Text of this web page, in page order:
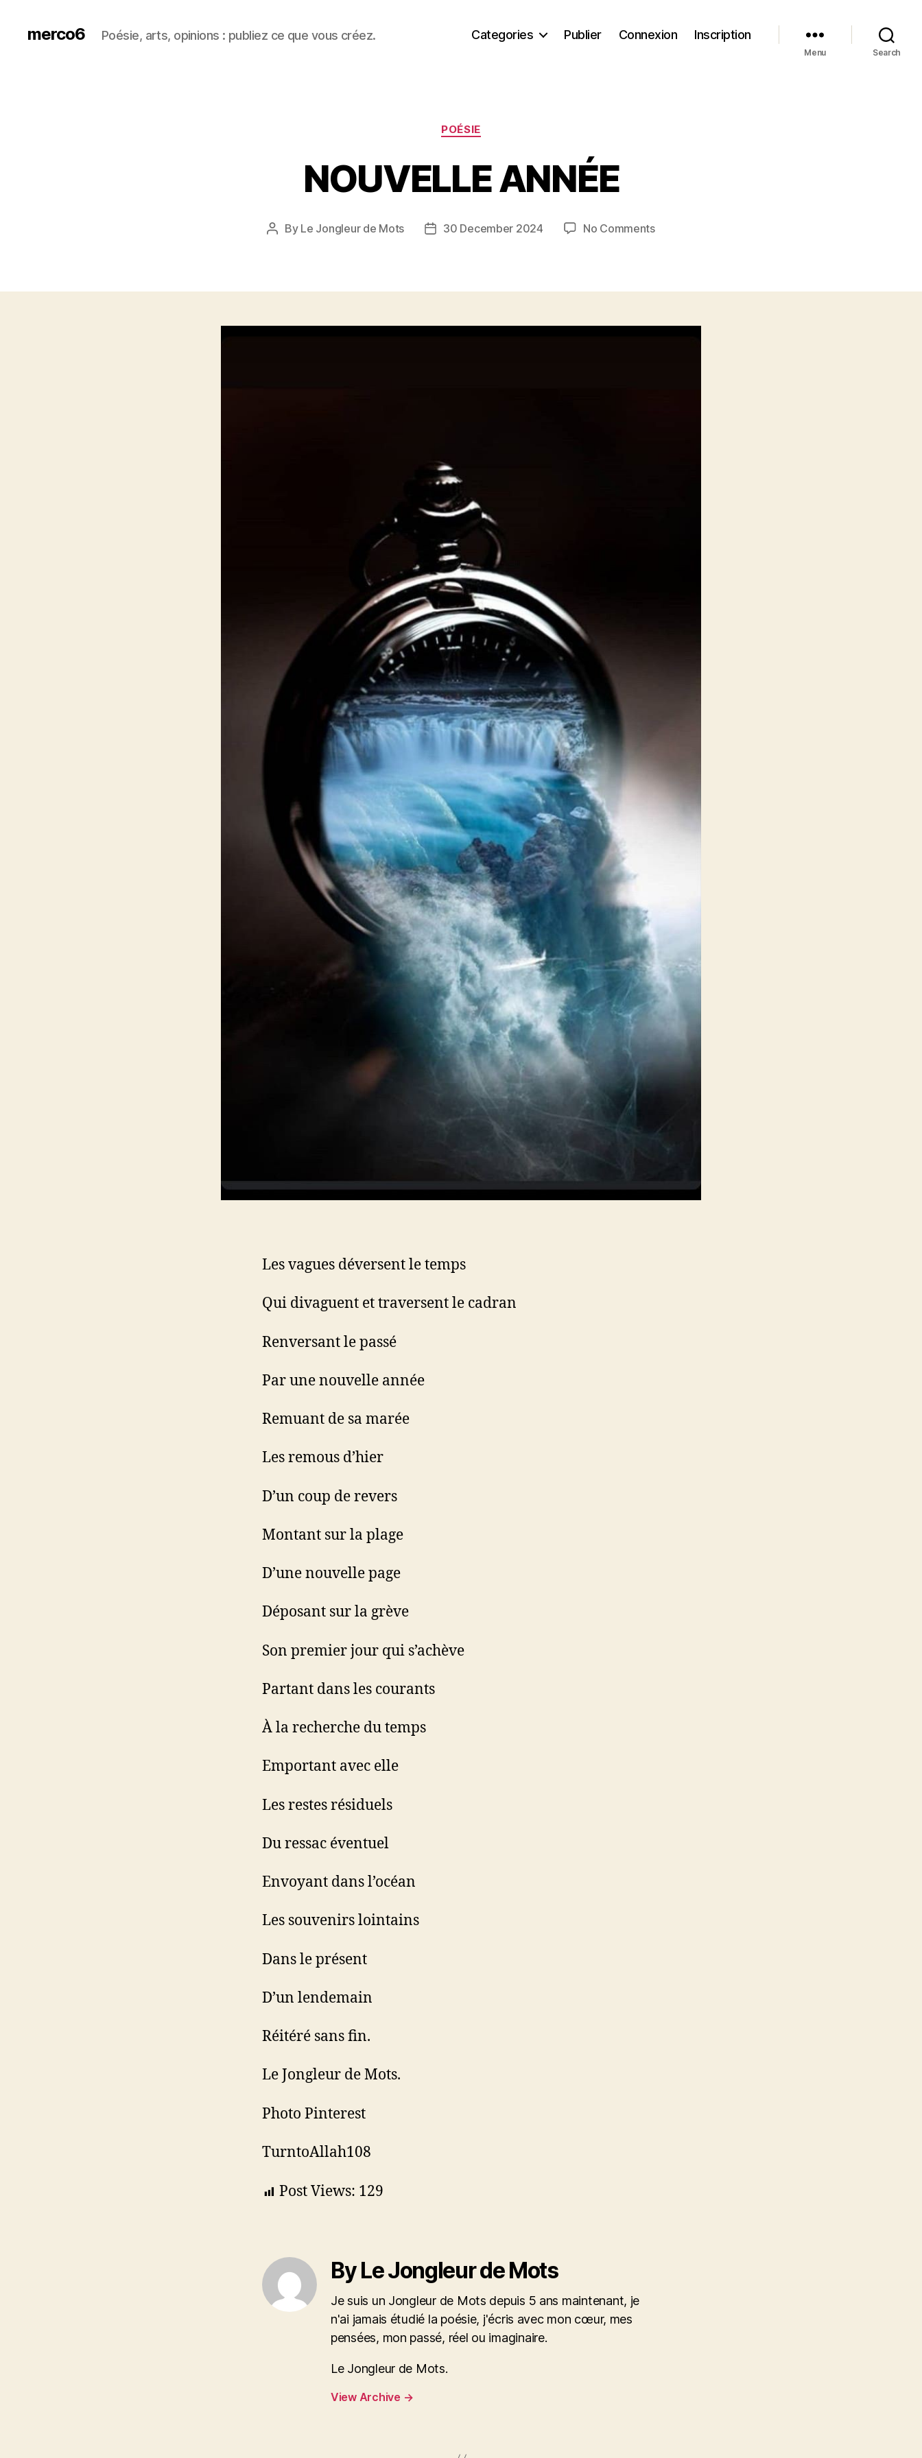
merco6 Poésie, arts, opinions : publiez ce que vous créez. Categories Publier Connexion Inscription
Menu Search
Categories
POÉSIE
NOUVELLE ANNÉE
Post
By Le Jongleur de Mots
Post30 December 2024 No Commentson
Les vagues déversent le temps
Qui divaguent et traversent le cadran
Renversant le passé
Par une nouvelle année
Remuant de sa marée
Les remous d’hier
D’un coup de revers
Montant sur la plage
D’une nouvelle page
Déposant sur la grève
Son premier jour qui s’achève
Partant dans les courants
À la recherche du temps
Emportant avec elle
Les restes résiduels
Du ressac éventuel
Envoyant dans l’océan
Les souvenirs lointains
Dans le présent
D’un lendemain
Réitéré sans fin.
Le Jongleur de Mots.
Photo Pinterest
TurntoAllah108
Post Views: 129
By Le Jongleur de Mots
Je suis un Jongleur de Mots depuis 5 ans maintenant, je
n'ai jamais étudié la poésie, j'écris avec mon cœur, mes
pensées, mon passé, réel ou imaginaire.
Le Jongleur de Mots.
View Archive →